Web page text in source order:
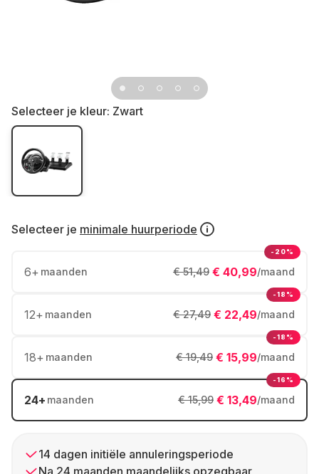
Selecteer je kleur: Zwart
Selecteer je minimale huurperiode
6+ maanden € 40,99/maand
€ 51,49
-20%
12+ maanden € 22,49/maand
€ 27,49
-18%
18+ maanden € 15,99/maand
€ 19,49
-18%
24+ maanden € 13,49/maand
€ 15,99
-16%
14 dagen initiële annuleringsperiode
Na 24 maanden maandelijks opzegbaar